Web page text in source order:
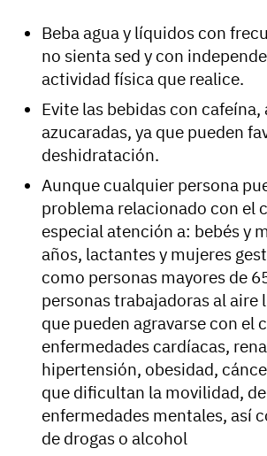
Beba agua y líquidos con
no sienta sed y con
actividad física que realice.
Evite las bebidas con
azucaradas, ya que pueden
deshidratación.
Aunque cualquier persona
problema relacionado con el
especial atención a: bebés y
años, lactantes y mujeres
como personas mayores de
personas trabajadoras al aire
que pueden agravarse con el
enfermedades cardíacas,
hipertensión, obesidad,
que dificultan la movilidad,
enfermedades mentales, así
de drogas o alcohol